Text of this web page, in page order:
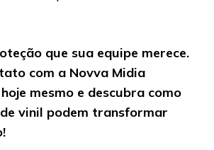
que sua equipe merece.
com a Novva Midia
mesmo e descubra como
vinil podem transformar